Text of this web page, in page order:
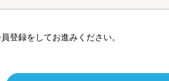
登録をしてお進みください。